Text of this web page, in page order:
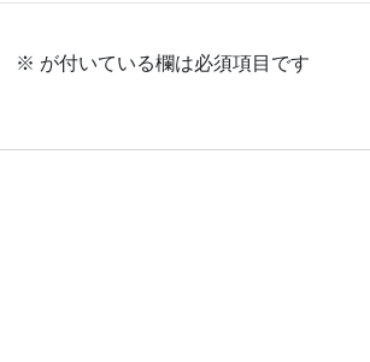
※ が付いている欄は必須項目です